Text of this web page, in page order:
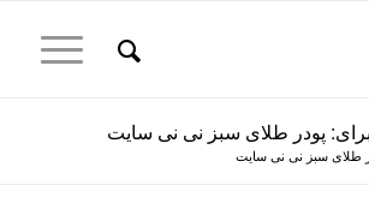
پودر طلای سبز نی نی سایت
طلای سبز نی نی سایت